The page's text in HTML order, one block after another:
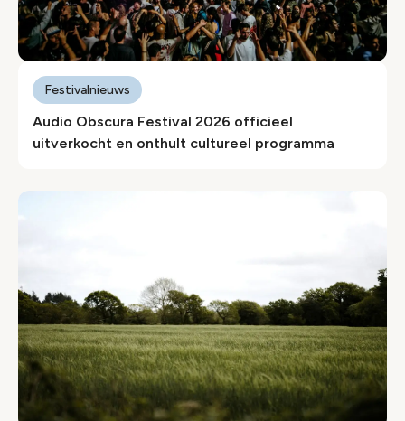
Audio Obscura Festival 2026 officieel
uitverkocht en onthult cultureel programma
Festivalnieuws